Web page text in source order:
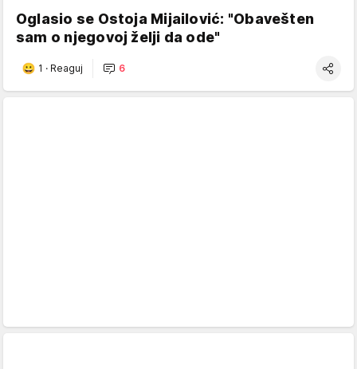
Oglasio se Ostoja Mijailović: "Obavešten
sam o njegovoj želji da ode"
1 · Reaguj 6